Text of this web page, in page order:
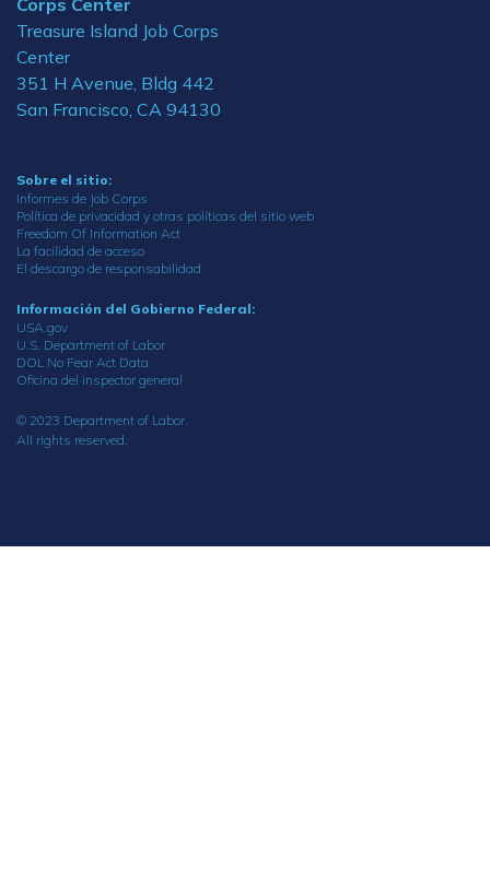
Treasure Island Job Corps
Center
351 H Avenue, Bldg 442
San Francisco, CA 94130
Sobre el sitio:
Informes de Job Corps
Política de privacidad y otras políticas del sitio web
Freedom Of Information Act
La facilidad de acceso
El descargo de responsabilidad
Información del Gobierno Federal:
USA.gov
U.S. Department of Labor
DOL No Fear Act Data
Oficina del inspector general
© 2023 Department of Labor.
All rights reserved.